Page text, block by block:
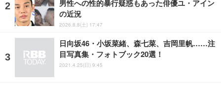
男性への性的暴行疑惑もあった俳優ユ・アイン
の近況
2026.8.8(土) 17:47
日向坂46・小坂菜緒、森七菜、吉岡里帆……注
目写真集・フォトブック20選！
2021.4.25(日) 9:45